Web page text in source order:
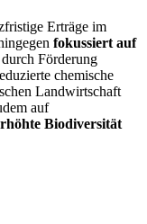
Erträge im
fokussiert auf
Förderung
chemische
Landwirtschaft
auf
Biodiversität